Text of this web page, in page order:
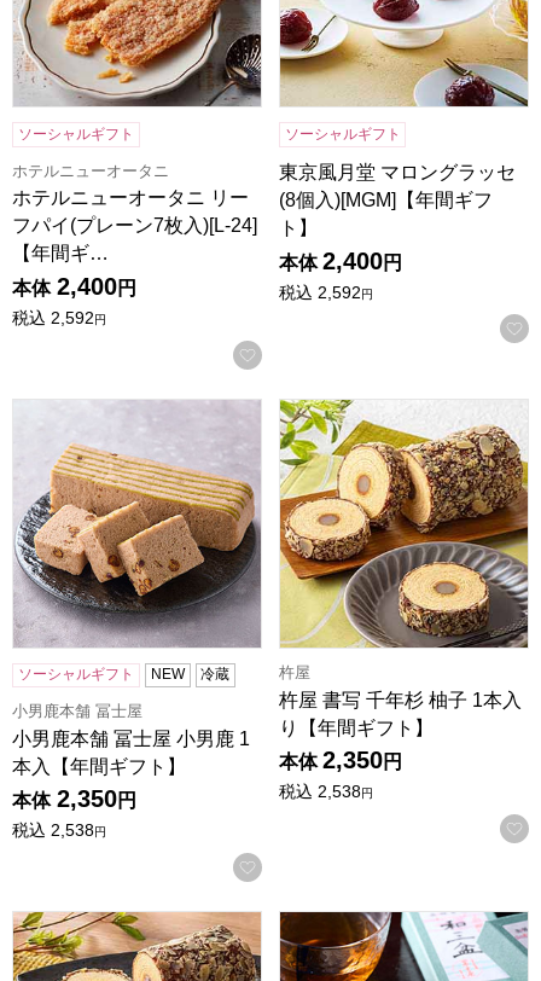
ソーシャルギフト
ホテルニューオータニ
ホテルニューオータニ リー
フパイ(プレーン7枚入)[L-24]
【年間ギ…
本体 2,400円
税込 2,592円
お気に入りに登録する
ソーシャルギフト
東京風月堂 マロングラッセ
(8個入)[MGM]【年間ギフ
ト】
本体 2,400円
税込 2,592円
小男鹿本舗 冨士屋 小男鹿 1本入【年間ギフト】
ソーシャルギフト NEW 冷蔵
小男鹿本舗 冨士屋
小男鹿本舗 冨士屋 小男鹿 1
本入【年間ギフト】
本体 2,350円
税込 2,538円
お気に入りに登録する
杵屋 書写 千年杉 柚子 1本入
杵屋
杵屋 書写 千年杉 柚子 1本入
り【年間ギフト】
本体 2,350円
税込 2,538円
杵屋 書写 千年杉 小倉 1本入り【年間ギフト】小男鹿本舗 冨士屋 和三盆 小